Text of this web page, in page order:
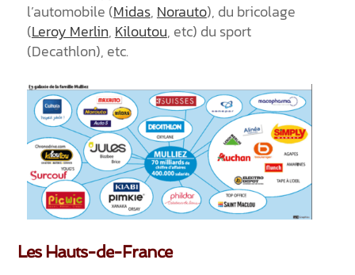
l’automobile (Midas, Norauto), du bricolage
(Leroy Merlin, Kiloutou, etc) du sport
(Decathlon), etc.
Les Hauts-de-France